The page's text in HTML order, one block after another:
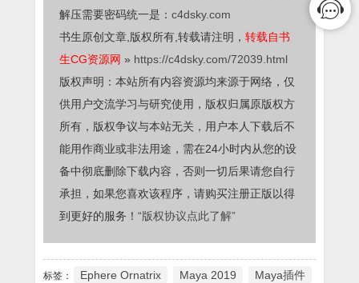
解压需要密码统一是： c4dsky.com
书生原创文章,版权所有,转载请注明， 转载自书
生CG资源网 » https://c4dsky.com/72039.html
版权声明：本站所有内容资源均来源于网络，仅
供用户交流学习与研究使用，版权归属原版权方
所有，版权争议与本站无关，用户本人下载后不
能用作商业或非法用途，需在24小时内从您的设
备中彻底删除下载内容，否则一切后果请您自行
承担，如果您喜欢该程序，请购买注册正版以得
到更好的服务！ “版权协议点此了解”
标签： Ephere Ornatrix Maya 2019 Maya插件